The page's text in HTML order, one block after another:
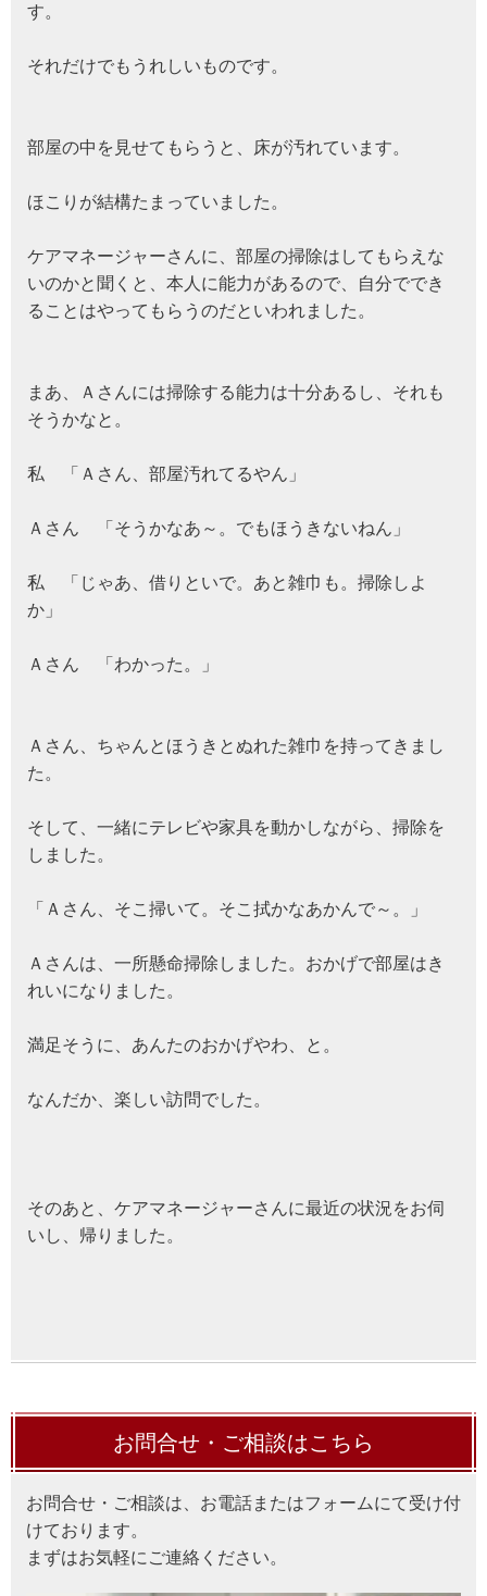
す。
それだけでもうれしいものです。
部屋の中を見せてもらうと、床が汚れています。
ほこりが結構たまっていました。
ケアマネージャーさんに、部屋の掃除はしてもらえな
いのかと聞くと、本人に能力があるので、自分ででき
ることはやってもらうのだといわれました。
まあ、Ａさんには掃除する能力は十分あるし、それも
そうかなと。
私 「Ａさん、部屋汚れてるやん」
Ａさん 「そうかなあ～。でもほうきないねん」
私 「じゃあ、借りといで。あと雑巾も。掃除しよ
か」
Ａさん 「わかった。」
Ａさん、ちゃんとほうきとぬれた雑巾を持ってきまし
た。
そして、一緒にテレビや家具を動かしながら、掃除を
しました。
「Ａさん、そこ掃いて。そこ拭かなあかんで～。」
Ａさんは、一所懸命掃除しました。おかげで部屋はき
れいになりました。
満足そうに、あんたのおかげやわ、と。
なんだか、楽しい訪問でした。
そのあと、ケアマネージャーさんに最近の状況をお伺
いし、帰りました。
お問合せ・ご相談はこちら
お問合せ・ご相談は、お電話またはフォームにて受け付
けております。
まずはお気軽にご連絡ください。